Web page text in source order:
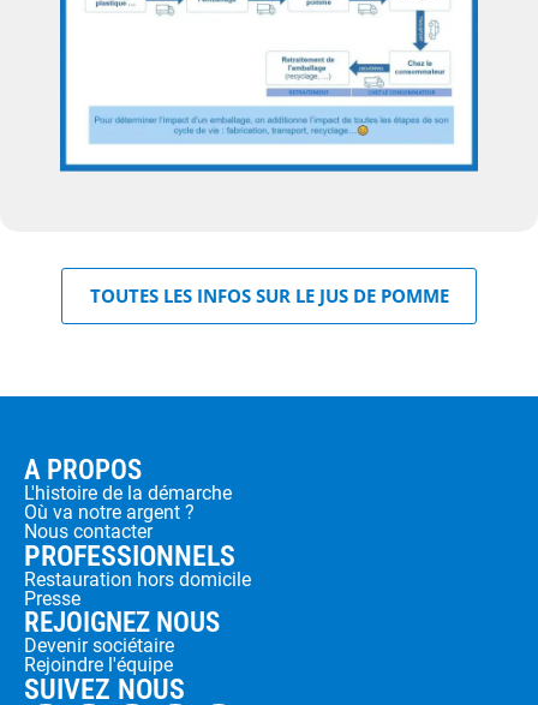
TOUTES LES INFOS SUR LE JUS DE POMME
A PROPOS
L'histoire de la démarche
Où va notre argent ?
Nous contacter
PROFESSIONNELS
Restauration hors domicile
Presse
REJOIGNEZ NOUS
Devenir sociétaire
Rejoindre l'équipe
SUIVEZ NOUS